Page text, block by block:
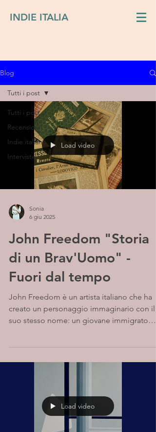
INDIE ITALIA
Blog
Tutti i post
Recensioni
Indie italiano
Interviste
Tutti i post
Load video
Sonia
6 giu 2025
John Freedom "Storia
di un Brav'Uomo" -
Fuori dal tempo
John Freedom è un artista italiano che ha
creato un personaggio immaginario con il
suo stesso nome: un giovane immigrato
Load video